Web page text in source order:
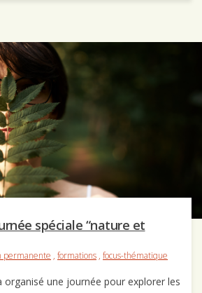
spéciale “nature et
permanente , formations , focus-thématique
organisé une journée pour explorer les